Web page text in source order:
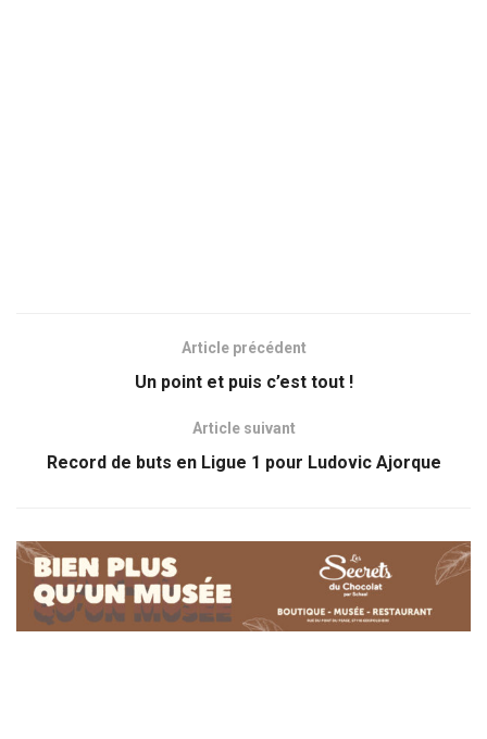
Article précédent
Un point et puis c’est tout !
Article suivant
Record de buts en Ligue 1 pour Ludovic Ajorque